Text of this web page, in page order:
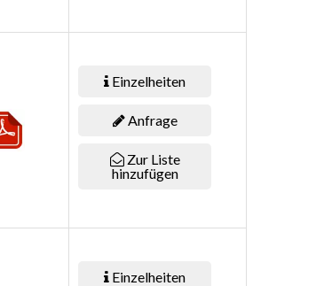
Einzelheiten
Anfrage
Zur Liste
hinzufügen
Einzelheiten